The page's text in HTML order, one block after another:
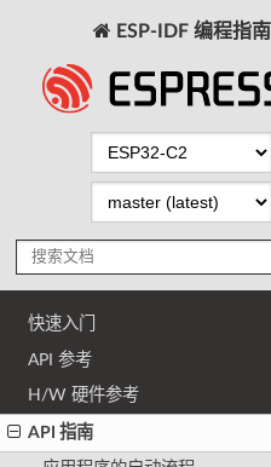
ESP-IDF 编程指南
快速入门
API 参考
H/W 硬件参考
API 指南